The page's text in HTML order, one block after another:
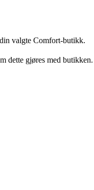
valgte Comfort-butikk.
dette gjøres med butikken.